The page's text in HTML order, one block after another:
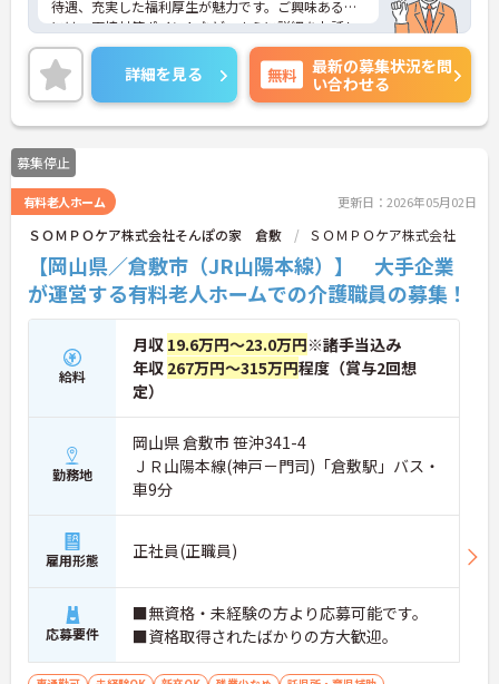
待遇、充実した福利厚生が魅力です。ご興味ある方
には、面接対策ポイントなど、さらに詳細をお話し
いたしますのでお気軽にご相談ください。
詳細を見る 無料
最新の募集状況を問
い合わせる
募集停止
有料老人ホーム 更新日：2026年05月02日
ＳＯＭＰＯケア株式会社そんぽの家 倉敷 ＳＯＭＰＯケア株式会社
【岡山県／倉敷市（JR山陽本線）】 大手企業
が運営する有料老人ホームでの介護職員の募集！
給料
月収 19.6万円～23.0万円※諸手当込み
年収 267万円～315万円程度（賞与2回想
定）
勤務地
岡山県 倉敷市 笹沖341-4
ＪＲ山陽本線(神戸－門司)「倉敷駅」バス・
車9分
雇用形態 正社員(正職員)
応募要件
■無資格・未経験の方より応募可能です。
■資格取得されたばかりの方大歓迎。